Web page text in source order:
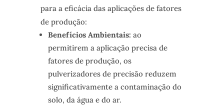
para a eficácia das aplicações de fatores
de produção:
Benefícios Ambientais: ao
permitirem a aplicação precisa de
fatores de produção, os
pulverizadores de precisão reduzem
significativamente a contaminação do
solo, da água e do ar.